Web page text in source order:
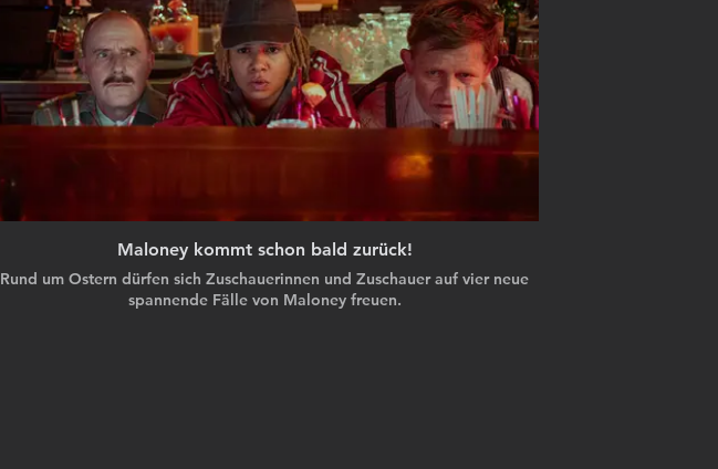
Maloney kommt schon bald zurück!
Rund um Ostern dürfen sich Zuschauerinnen und Zuschauer auf vier neue
spannende Fälle von Maloney freuen.